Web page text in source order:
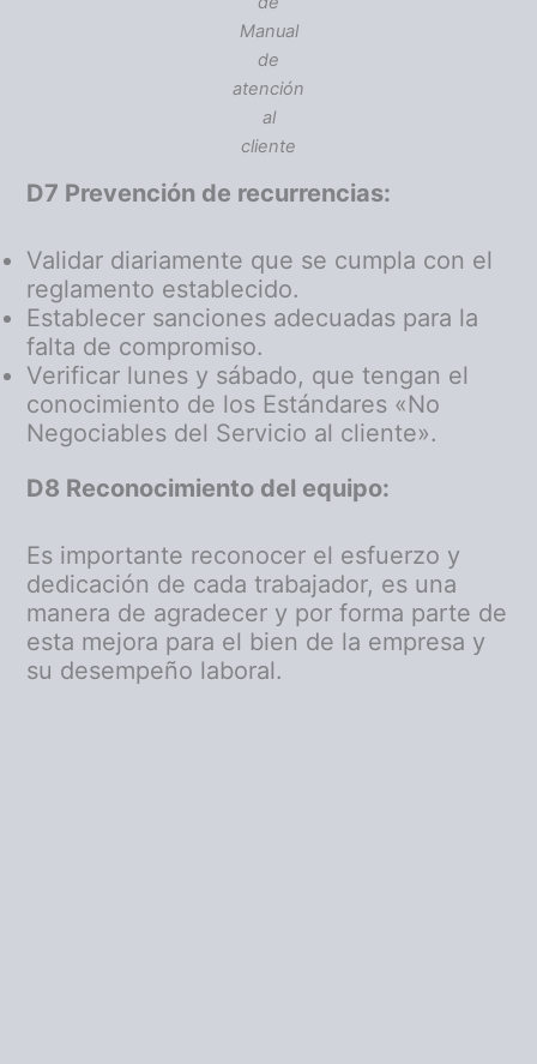
Manual
de
atención
al
cliente
D7 Prevención de recurrencias:
Validar diariamente que se cumpla con el
reglamento establecido.
Establecer sanciones adecuadas para la
falta de compromiso.
Verificar lunes y sábado, que tengan el
conocimiento de los Estándares «No
Negociables del Servicio al cliente».
D8 Reconocimiento del equipo:
Es importante reconocer el esfuerzo y
dedicación de cada trabajador, es una
manera de agradecer y por forma parte de
esta mejora para el bien de la empresa y
su desempeño laboral.